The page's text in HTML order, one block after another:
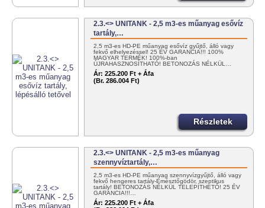
2.3.<> UNITANK - 2,5 m3-es műanyag esővíz
tartály,…
2,5 m3-es HD-PE műanyag esővíz gyűjtő, álló vagy
fekvő elhelyezéssel! 25 ÉV GARANCIA!!! 100%
MAGYAR TERMÉK! 100%-ban
ÚJRAHASZNOSÍTHATÓ! BETONOZÁS NÉLKÜL…
Ár: 225.200 Ft + Áfa
(Br. 286.004 Ft)
Részletek
2.3.<> UNITANK - 2,5 m3-es műanyag
szennyvíztartály,…
2,5 m3-es HD-PE műanyag szennyvízgyűjtő, álló vagy
fekvő hengeres tartály-Emésztőgödör, szeptikus
tartály! BETONOZÁS NÉLKÜL TELEPÍTHETŐ! 25 ÉV
GARANCIA!!!…
Ár: 225.200 Ft + Áfa